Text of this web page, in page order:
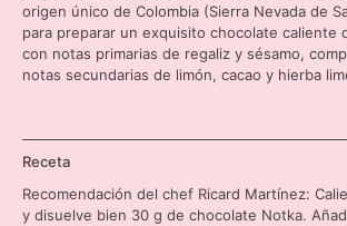
origen único de Colombia (Sierra Nevada de
para preparar un exquisito chocolate caliente
con notas primarias de regaliz y sésamo,
notas secundarias de limón, cacao y hierba
Receta
Recomendación del chef Ricard Martínez:
y disuelve bien 30 g de chocolate Notka.